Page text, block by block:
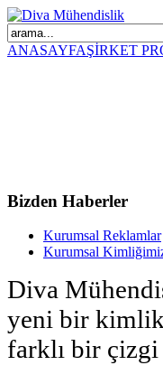
x
ANASAYFAŞİRKET
Bizden Haberler
Kurumsal Reklamlar
Kurumsal
Diva
yeni bir kimlik
farklı bir çizgi